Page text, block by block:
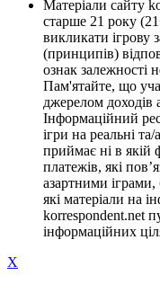
Матеріали сайту
старше 21 року
викликати ігрову
(принципів)
ознак залежності
Пам'ятайте, що
джерелом доходів
Інформаційний
ігри на реальні
приймає ні в якій
платежів, які
азартними
які матеріали на
korrespondent.net
інформаційних
X